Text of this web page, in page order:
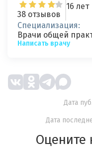
38 отзывов
16 лет
Специализация:
Врачи общей
Написать врачу
Дата
Дата
Оцените